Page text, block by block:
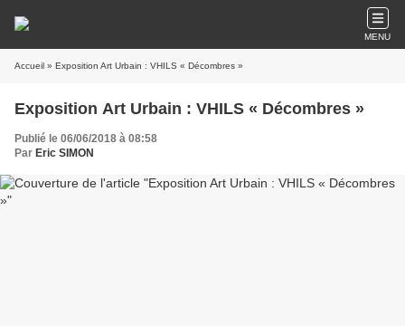
MENU
Accueil » Exposition Art Urbain : VHILS « Décombres »
Exposition Art Urbain : VHILS « Décombres »
Publié le 06/06/2018 à 08:58
Par Eric SIMON